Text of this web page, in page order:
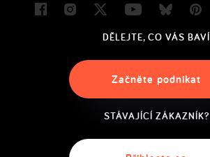
FacebookInstagram
Twitter YoutubeBluesky
DĚLEJTE, CO VÁS BAVÍ
Začněte podnikat
STÁVAJÍCÍ ZÁKAZNÍK?